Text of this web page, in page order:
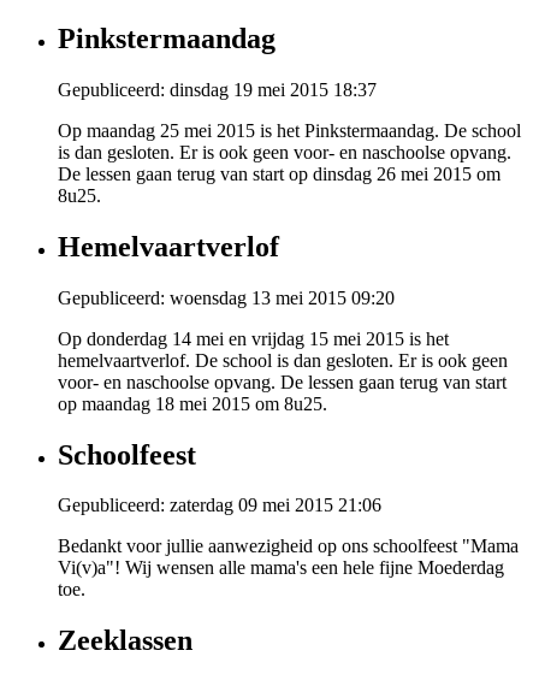
Pinkstermaandag
Gepubliceerd: dinsdag 19 mei 2015 18:37
Op maandag 25 mei 2015 is het Pinkstermaandag. De school
is dan gesloten. Er is ook geen voor- en naschoolse opvang.
De lessen gaan terug van start op dinsdag 26 mei 2015 om
8u25.
Hemelvaartverlof
Gepubliceerd: woensdag 13 mei 2015 09:20
Op donderdag 14 mei en vrijdag 15 mei 2015 is het
hemelvaartverlof. De school is dan gesloten. Er is ook geen
voor- en naschoolse opvang. De lessen gaan terug van start
op maandag 18 mei 2015 om 8u25.
Schoolfeest
Gepubliceerd: zaterdag 09 mei 2015 21:06
Bedankt voor jullie aanwezigheid op ons schoolfeest "Mama
Vi(v)a"! Wij wensen alle mama's een hele fijne Moederdag
toe.
Zeeklassen